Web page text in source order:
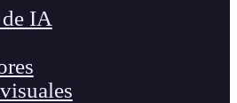
IA